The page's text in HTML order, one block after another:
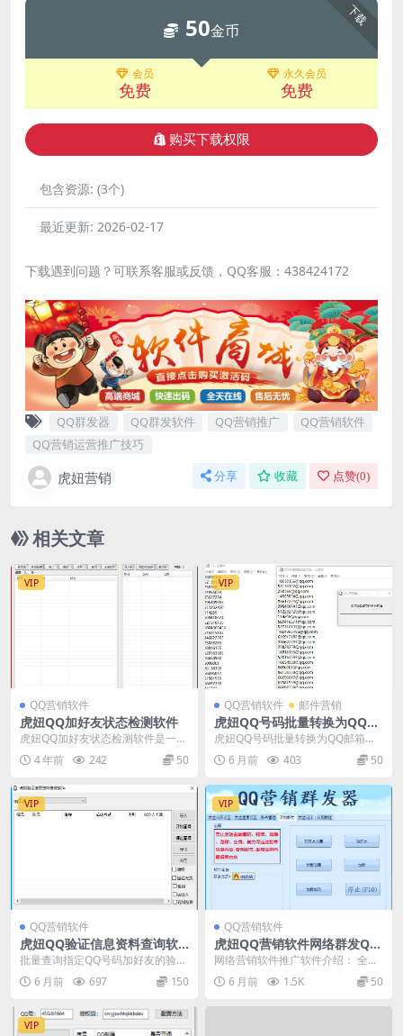
下载
50金币
会员
免费
永久会员
免费
购买下载权限
包含资源: (3个)
最近更新: 2026-02-17
下载遇到问题？可联系客服或反馈，QQ客服：438424172
QQ群发器 QQ群发软件 QQ营销推广
QQ营销软件
QQ营销运营推广技巧
虎妞营销 分享 收藏 点赞(0)
相关文章
VIP
QQ营销软件
虎妞QQ加好友状态检测软件
虎妞QQ加好友状态检测软件是一款
批量检测QQ是否可以直接加为好友
的软件，检测状态...
4 年前 242 50
VIP
QQ营销软件 邮件营销
虎妞QQ号码批量转换为QQ邮
箱格式软件
虎妞QQ号码批量转换为QQ邮箱格
式软件
6 月前 403 50
VIP
QQ营销软件
虎妞QQ验证信息资料查询软
件QQ达人天数性别验证方式
批量查询指定QQ号码加好友的验证
方式–QQ号码的性别 批量查询指定
Q...6 月前 697 150
VIP
QQ营销软件
虎妞QQ营销软件网络群发QQ
营销软件推广（qq营销辅助软
件QQ群发器）
网络营销软件推广软件介绍： 全自
动群发QQ好友消息。 全自动群发Q
Q群消息。 发...
6 月前 1.5K 50
VIP